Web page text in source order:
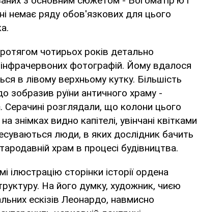
немає ряду обов'язкових для цього
чотирьох років детально
фотографій. Йому вдалося
в лівому верхньому кутку. Більшість
зобразив руїни античного храму -
Серачині розглядали, що колони цього
знімках видно капітелі, увінчані квітками
люди, в яких дослідник бачить
храм в процесі будівництва.
сторінки історії ордена
На його думку, художник, чиєю
ескізів Леонардо, навмисно